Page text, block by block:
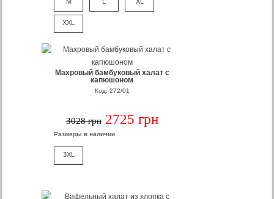
XXL
Махровый бамбуковый халат с
капюшоном
Код: 272/01
3028 грн 2725 грн
Размеры в наличии
3XL